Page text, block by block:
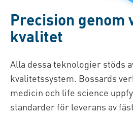
Precision genom
kvalitet
Alla dessa teknologier stöds
kvalitetssystem. Bossards
medicin och life science
standarder för leverans av